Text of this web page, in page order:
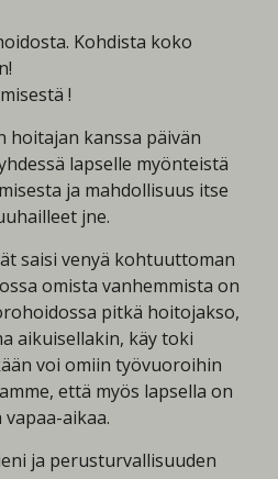
Kohdista koko
!
hoitajan kanssa päivän
lapselle myönteistä
ja mahdollisuus itse
jne.
saisi venyä kohtuuttoman
omista vanhemmista on
pitkä hoitojakso,
aikuisellakin, käy toki
voi omiin työvuoroihin
että myös lapsella on
aikaa.
ja perusturvallisuuden